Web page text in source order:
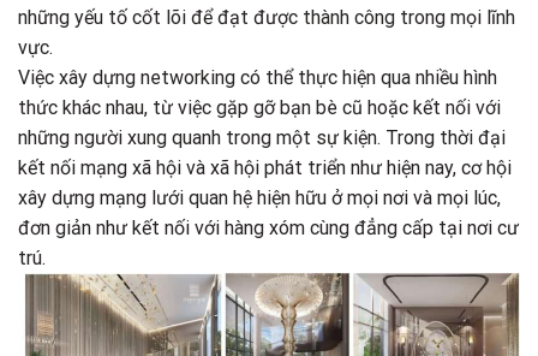
những yếu tố cốt lõi để đạt được thành công trong mọi lĩnh
vực.
Việc xây dựng networking có thể thực hiện qua nhiều hình
thức khác nhau, từ việc gặp gỡ bạn bè cũ hoặc kết nối với
những người xung quanh trong một sự kiện. Trong thời đại
kết nối mạng xã hội và xã hội phát triển như hiện nay, cơ hội
xây dựng mạng lưới quan hệ hiện hữu ở mọi nơi và mọi lúc,
đơn giản như kết nối với hàng xóm cùng đẳng cấp tại nơi cư
trú.